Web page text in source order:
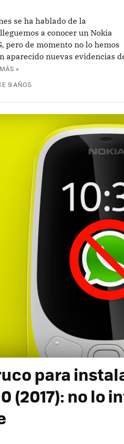
se ha hablado de la
a conocer un Nokia
pero de momento no lo hemos
aparecido nuevas evidencias
»
9 AÑOS
para
(2017): no lo